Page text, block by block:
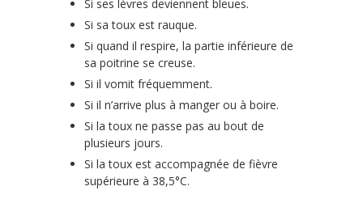
Si ses lèvres deviennent bleues.
Si sa toux est rauque.
Si quand il respire, la partie inférieure de
sa poitrine se creuse.
Si il vomit fréquemment.
Si il n’arrive plus à manger ou à boire.
Si la toux ne passe pas au bout de
plusieurs jours.
Si la toux est accompagnée de fièvre
supérieure à 38,5°C.